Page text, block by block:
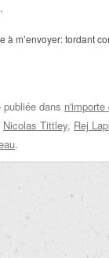
à m’envoyer: tordant
dans n'importe
Nicolas Tittley, Rej
.